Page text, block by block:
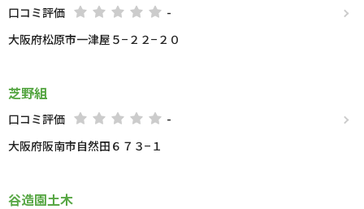
口コミ評価
-
大阪府松原市一津屋５−２２−２０
芝野組
口コミ評価
-
大阪府阪南市自然田６７３−１
谷造園土木